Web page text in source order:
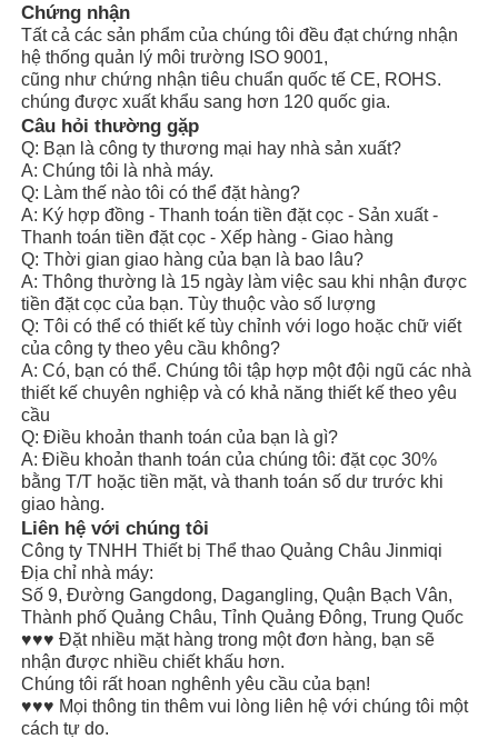
Chứng nhận
Tất cả các sản phẩm của chúng tôi đều đạt chứng nhận
hệ thống quản lý môi trường ISO 9001,
cũng như chứng nhận tiêu chuẩn quốc tế CE, ROHS.
chúng được xuất khẩu sang hơn 120 quốc gia.
Câu hỏi thường gặp
Q: Bạn là công ty thương mại hay nhà sản xuất?
A: Chúng tôi là nhà máy.
Q: Làm thế nào tôi có thể đặt hàng?
A: Ký hợp đồng - Thanh toán tiền đặt cọc - Sản xuất -
Thanh toán tiền đặt cọc - Xếp hàng - Giao hàng
Q: Thời gian giao hàng của bạn là bao lâu?
A: Thông thường là 15 ngày làm việc sau khi nhận được
tiền đặt cọc của bạn. Tùy thuộc vào số lượng
Q: Tôi có thể có thiết kế tùy chỉnh với logo hoặc chữ viết
của công ty theo yêu cầu không?
A: Có, bạn có thể. Chúng tôi tập hợp một đội ngũ các nhà
thiết kế chuyên nghiệp và có khả năng thiết kế theo yêu
cầu
Q: Điều khoản thanh toán của bạn là gì?
A: Điều khoản thanh toán của chúng tôi: đặt cọc 30%
bằng T/T hoặc tiền mặt, và thanh toán số dư trước khi
giao hàng.
Liên hệ với chúng tôi
Công ty TNHH Thiết bị Thể thao Quảng Châu Jinmiqi
Địa chỉ nhà máy:
Số 9, Đường Gangdong, Dagangling, Quận Bạch Vân,
Thành phố Quảng Châu, Tỉnh Quảng Đông, Trung Quốc
♥♥♥ Đặt nhiều mặt hàng trong một đơn hàng, bạn sẽ
nhận được nhiều chiết khấu hơn.
Chúng tôi rất hoan nghênh yêu cầu của bạn!
♥♥♥ Mọi thông tin thêm vui lòng liên hệ với chúng tôi một
cách tự do.